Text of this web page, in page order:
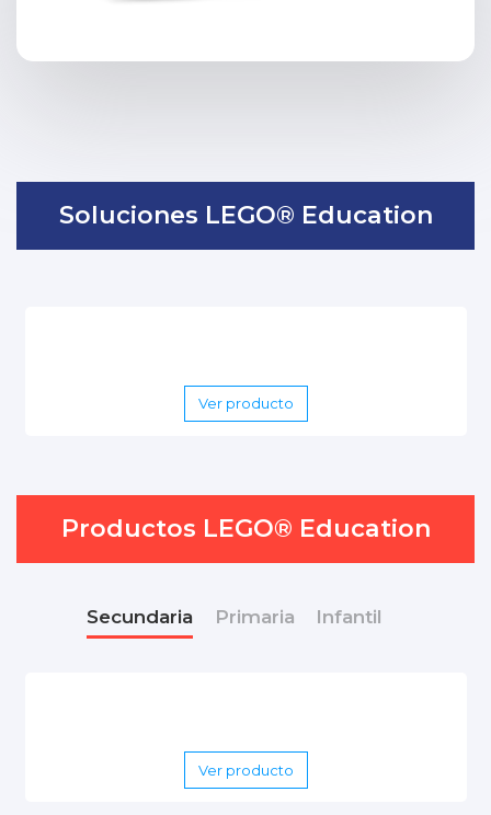
Soluciones LEGO® Education
Ver producto
Productos LEGO® Education
Secundaria Primaria Infantil
Ver producto